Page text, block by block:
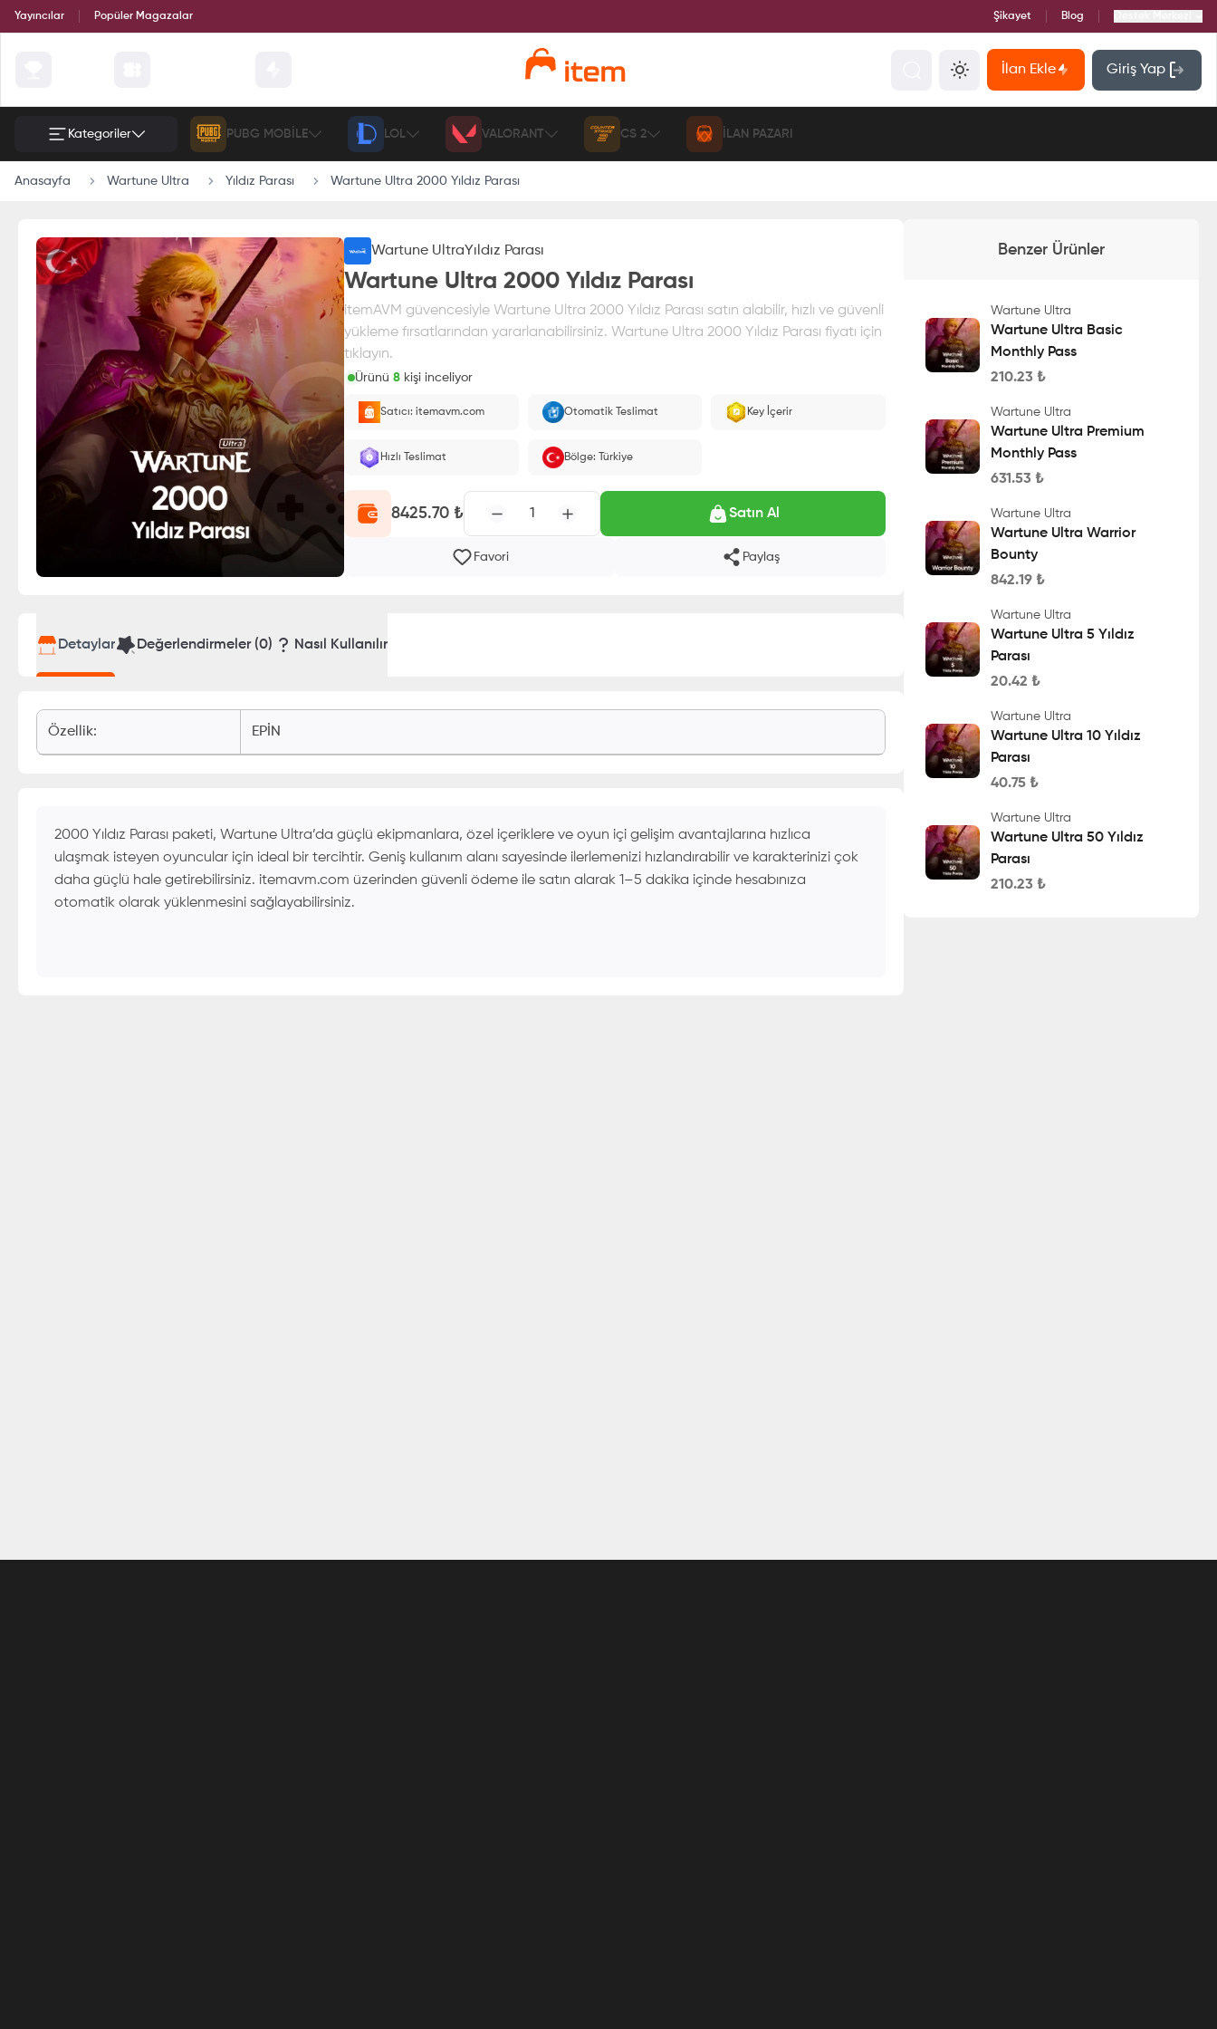
Yayıncılar Popüler Magazalar Şikayet Blog
İlan Ekle Giriş Yap
Kategoriler PUBG MOBILE LOL VALORANT CS 2 İLAN PAZARI
Anasayfa Wartune Ultra Yıldız Parası Wartune Ultra 2000 Yıldız Parası
Wartune UltraYıldız Parası
Wartune Ultra 2000 Yıldız Parası
itemAVM güvencesiyle Wartune Ultra 2000 Yıldız Parası satın alabilir, hızlı ve güvenli
yükleme fırsatlarından yararlanabilirsiniz. Wartune Ultra 2000 Yıldız Parası fiyatı için
tıklayın.
Ürünü 8 kişi inceliyor
E-Pin olarak yüklenir.
Satıcı: itemavm.com Otomatik Teslimat Key İçerir
Hızlı Teslimat Bölge: Türkiye
8425.70 ₺ 1 Satın Al
Favori Paylaş
Detaylar Değerlendirmeler (0) Nasıl Kullanılır
Özellik: EPİN
2000 Yıldız Parası paketi, Wartune Ultra’da güçlü ekipmanlara, özel içeriklere ve oyun içi gelişim avantajlarına hızlıca
ulaşmak isteyen oyuncular için ideal bir tercihtir. Geniş kullanım alanı sayesinde ilerlemenizi hızlandırabilir ve karakterinizi çok
daha güçlü hale getirebilirsiniz. itemavm.com üzerinden güvenli ödeme ile satın alarak 1–5 dakika içinde hesabınıza
otomatik olarak yüklenmesini sağlayabilirsiniz.
Benzer Ürünler
Wartune Ultra
Wartune Ultra Basic
Monthly Pass
210.23 ₺
Wartune Ultra
Wartune Ultra Premium
Monthly Pass
631.53 ₺
Wartune Ultra
Wartune Ultra Warrior
Bounty
842.19 ₺
Wartune Ultra
Wartune Ultra 5 Yıldız
Parası
20.42 ₺
Wartune Ultra
Wartune Ultra 10 Yıldız
Parası
40.75 ₺
Wartune Ultra
Wartune Ultra 50 Yıldız
Parası
210.23 ₺